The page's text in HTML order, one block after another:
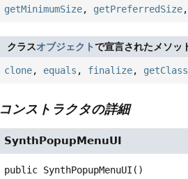
getMinimumSize, getPreferredSize,
クラスオブジェクトで宣言されたメソッ
clone, equals , finalize, getClass
コンストラクタの詳細
SynthPopupMenuUI
public SynthPopupMenuUI ()